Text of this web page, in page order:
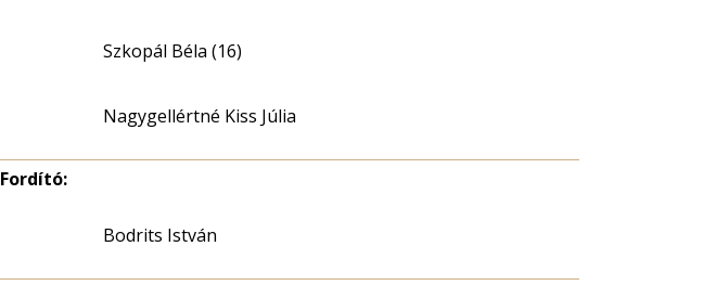
Szkopál Béla (16)
Nagygellértné Kiss Júlia
Fordító:
Bodrits István